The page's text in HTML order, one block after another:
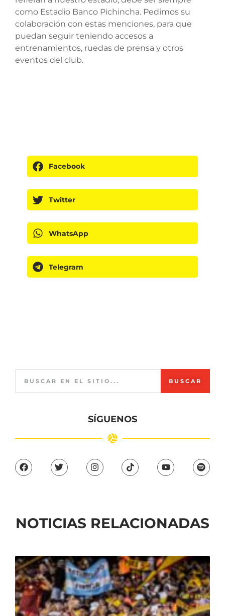
como Estadio Banco Pichincha. Pedimos su
colaboración con estas menciones, para que
puedan seguir teniendo accesos a
entrenamientos, ruedas de prensa y otros
eventos del club.
Facebook
Twitter
WhatsApp
Telegram
BUSCAR
SÍGUENOS
NOTICIAS RELACIONADAS